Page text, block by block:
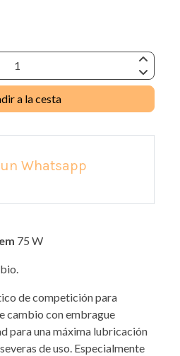
a la cesta
Whatsapp
75 W
de competición para
cambio con embrague
para una máxima lubricación
de uso. Especialmente